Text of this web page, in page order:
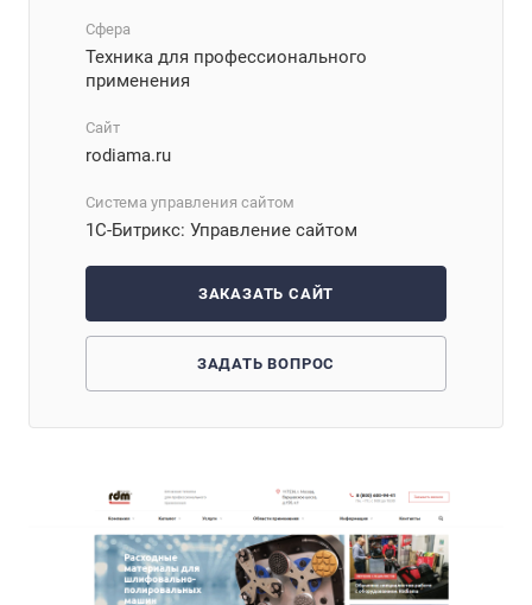
Сфера
Техника для профессионального
применения
Сайт
rodiama.ru
Система управления сайтом
1С-Битрикс: Управление сайтом
ЗАКАЗАТЬ САЙТ
ЗАДАТЬ ВОПРОС